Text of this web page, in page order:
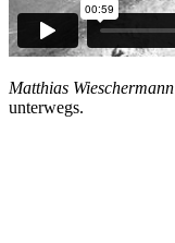
Matthias Wieschermann
unterwegs.